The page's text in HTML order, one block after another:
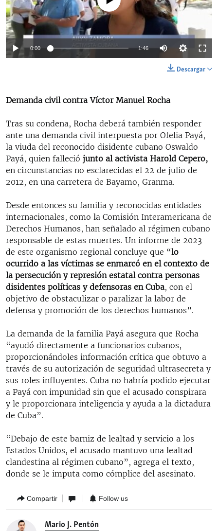
Auto 144p 240p 360p
480p 720p 1080p
0:00 1:46
144p
360p
720p
1080p
Descargar
Demanda civil contra Víctor Manuel Rocha
Tras su condena, Rocha deberá también responder
ante una demanda civil interpuesta por Ofelia Payá,
la viuda del reconocido disidente cubano Oswaldo
Payá, quien falleció junto al activista Harold Cepero,
en circunstancias no esclarecidas el 22 de julio de
2012, en una carretera de Bayamo, Granma.
Desde entonces su familia y reconocidas entidades
internacionales, como la Comisión Interamericana de
Derechos Humanos, han señalado al régimen cubano
responsable de estas muertes. Un informe de 2023
de este organismo regional concluye que “lo
ocurrido a las víctimas se enmarcó en el contexto de
la persecución y represión estatal contra personas
disidentes políticas y defensoras en Cuba, con el
objetivo de obstaculizar o paralizar la labor de
defensa y promoción de los derechos humanos”.
La demanda de la familia Payá asegura que Rocha
“ayudó directamente a funcionarios cubanos,
proporcionándoles información crítica que obtuvo a
través de su autorización de seguridad ultrasecreta y
sus roles influyentes. Cuba no habría podido ejecutar
a Payá con impunidad sin que el acusado conspirara
y le proporcionara inteligencia y ayuda a la dictadura
de Cuba”.
“Debajo de este barniz de lealtad y servicio a los
Estados Unidos, el acusado mantuvo una lealtad
clandestina al régimen cubano”, agrega el texto,
donde se le imputa como cómplice del asesinato.
Compartir Follow us
Mario J. Pentón